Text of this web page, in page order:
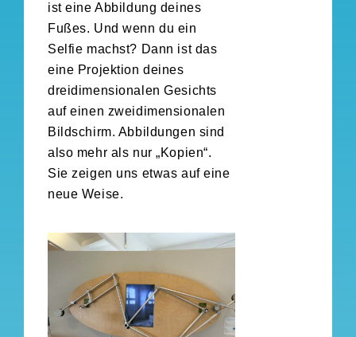
ist eine Abbildung deines
Fußes. Und wenn du ein
Selfie machst? Dann ist das
eine Projektion deines
dreidimensionalen Gesichts
auf einen zweidimensionalen
Bildschirm. Abbildungen sind
also mehr als nur „Kopien“.
Sie zeigen uns etwas auf eine
neue Weise.